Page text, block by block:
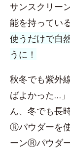
サンスクリー
能を持ってい
使うだけで自
うに！
秋冬でも紫外
ばよかった…
ん、冬でも長
Ⓡパウダーを
ーンⓇパウダ